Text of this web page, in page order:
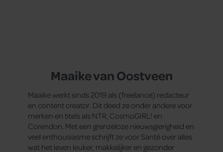
Maaike van Oostveen
Maaike werkt sinds 2019 als (freelance) redacteur
en content creator. Dit deed ze onder andere voor
merken en titels als NTR, CosmoGIRL! en
Corendon. Met een grenzeloze nieuwsgierigheid en
veel enthousiasme schrijft ze voor Santé over alles
wat het leven leuker, makkelijker en gezonder